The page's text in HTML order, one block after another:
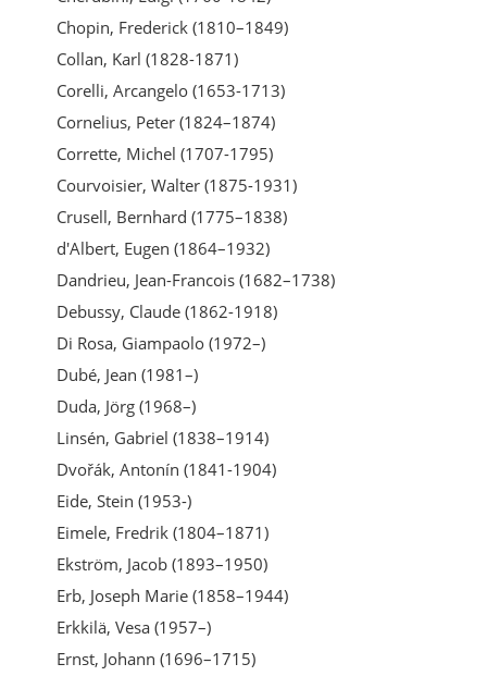
Chopin, Frederick (1810–1849)
Collan, Karl (1828-1871)
Corelli, Arcangelo (1653-1713)
Cornelius, Peter (1824–1874)
Corrette, Michel (1707-1795)
Courvoisier, Walter (1875-1931)
Crusell, Bernhard (1775–1838)
d'Albert, Eugen (1864–1932)
Dandrieu, Jean-Francois (1682–1738)
Debussy, Claude (1862-1918)
Di Rosa, Giampaolo (1972–)
Dubé, Jean (1981–)
Duda, Jörg (1968–)
Linsén, Gabriel (1838–1914)
Dvořák, Antonín (1841-1904)
Eide, Stein (1953-)
Eimele, Fredrik (1804–1871)
Ekström, Jacob (1893–1950)
Erb, Joseph Marie (1858–1944)
Erkkilä, Vesa (1957–)
Ernst, Johann (1696–1715)